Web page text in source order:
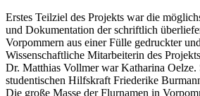
Erstes Teilziel des Projekts war die
und Dokumentation der schriftlich
Vorpommern aus einer Fülle gedruckter
Wissenschaftliche Mitarbeiterin des
Dr. Matthias Vollmer war Katharina Oelze.
studentischen Hilfskraft Friederike
Die große Masse der Flurnamen in